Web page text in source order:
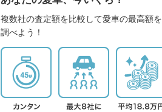
複数社の査定額を比較して愛車の最高額を
調べよう！